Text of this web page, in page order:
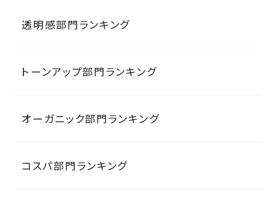
透明感部門ランキング
トーンアップ部門ランキング
オーガニック部門ランキング
コスパ部門ランキング